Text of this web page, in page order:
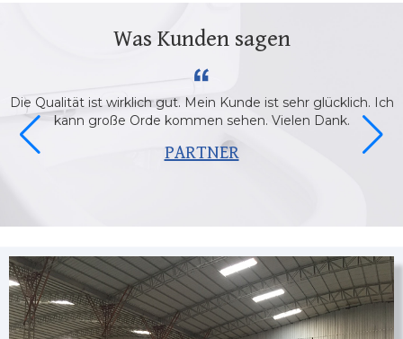
Was Kunden sagen
Die Qualität ist wirklich gut. Mein Kunde ist sehr glücklich. Ich
kann große Orde kommen sehen. Vielen Dank.
PARTNER